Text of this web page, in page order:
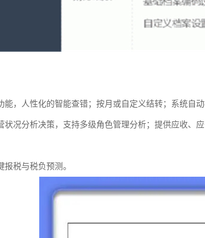
能，人性化的智能查错；按月或自定义结转；系统自
状况分析决策，支持多级角色管理分析；提供应收、
税与税负预测。